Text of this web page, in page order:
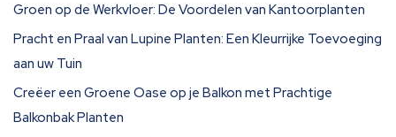
Groen op de Werkvloer: De Voordelen van Kantoorplanten
Pracht en Praal van Lupine Planten: Een Kleurrijke Toevoeging
aan uw Tuin
Creëer een Groene Oase op je Balkon met Prachtige
Balkonbak Planten